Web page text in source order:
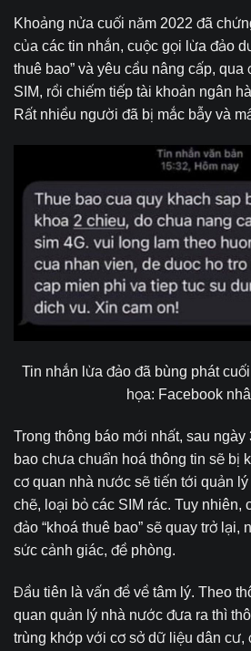
Khoảng nửa cuối năm 2022 đã
của các tin nhắn, cuộc gọi lừa đảo
thuê bao” và yêu cầu nâng cấp, qua
SIM, rồi chiếm tiếp tài khoản ngân
Rất nhiều người đã bị mắc bẫy và
Tin nhắn lừa đảo đã bùng phát
họa: Facebook
Trong thông báo mới nhất, sau ngày
bao chưa chuẩn hoá thông tin sẽ bị
cơ quan nhà nước sẽ tiến tới quản
chẽ, loại bỏ các SIM rác. Tuy nhiên,
đảo “khoá thuê bao” sẽ quay trở
sức cảnh giác, đề phòng.
Đầu tiên là vấn đề về tâm lý. Theo
quan quản lý nhà nước đưa ra thì
trùng khớp với cơ sở dữ liệu dân cư,